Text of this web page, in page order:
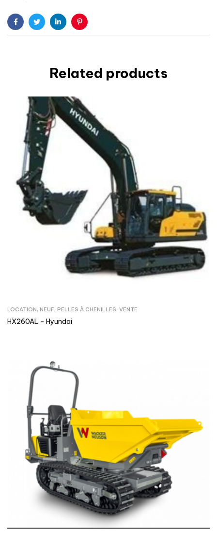
FacebookTwitterLinkedinPinterest
Related products
LOCATION, NEUF, PELLES À CHENILLES, VENTE
HX260AL – Hyundai